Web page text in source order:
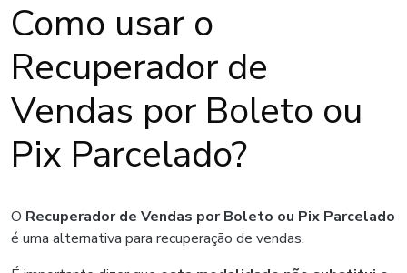
Como usar o
Recuperador de
Vendas por Boleto ou
Pix Parcelado?
O Recuperador de Vendas por Boleto ou Pix Parcelado
é uma alternativa para recuperação de vendas.